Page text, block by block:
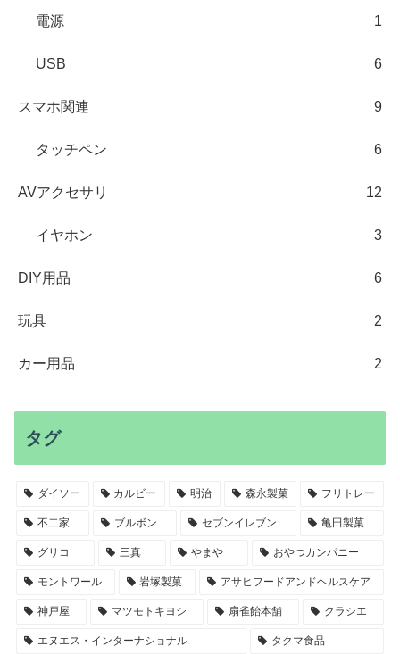
電源 1
USB 6
スマホ関連 9
タッチペン 6
AVアクセサリ 12
イヤホン 3
DIY用品 6
玩具 2
カー用品 2
タグ
ダイソー カルビー 明治 森永製菓 フリトレー
不二家 ブルボン セブンイレブン 亀田製菓
グリコ 三真 やまや おやつカンパニー
モントワール 岩塚製菓 アサヒフードアンドヘルスケア
神戸屋 マツモトキヨシ 扇雀飴本舗 クラシエ
エヌエス・インターナショナル タクマ食品